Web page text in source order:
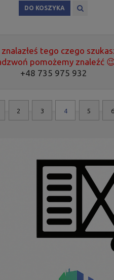
DO KOSZYKA
znalazłeś tego czego
pomożemy znaleźć
+48 735 975 932
2 3 4 5 6